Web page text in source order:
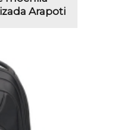
Arapoti